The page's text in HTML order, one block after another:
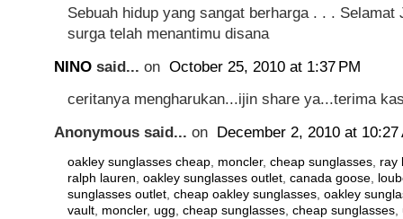
Sebuah hidup yang sangat berharga . . . Selamat
surga telah menantimu disana
NINO said... on October 25, 2010 at 1:37 PM
ceritanya mengharukan...ijin share ya...terima
Anonymous said... on December 2, 2010 at 10:27
oakley sunglasses cheap, moncler, cheap sunglasses, ray
ralph lauren, oakley sunglasses outlet, canada goose,
sunglasses outlet, cheap oakley sunglasses, oakley
vault, moncler, ugg, cheap sunglasses, cheap sunglasses,